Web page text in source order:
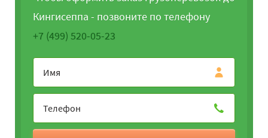
Кингисеппа - позвоните по телефону
+7 (499) 520-05-23